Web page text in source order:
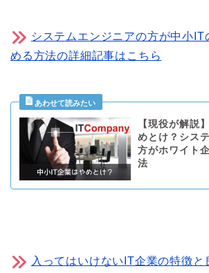
システムエンジニアの方が中小IT
める方法の詳細記事はこちら
【現役が解説
めとけ？シス
方がホワイト
法
入ってはいけないIT企業の特徴